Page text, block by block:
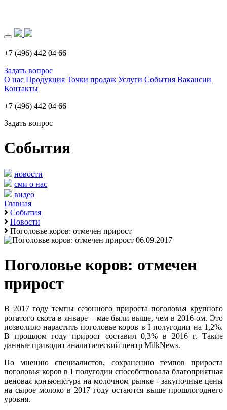
+7 (496) 442 04 66
Задать вопрос
О нас Продукция Точки продаж Услуги События Вакансии
Контакты
+7 (496) 442 04 66
Задать вопрос
События
новости
сми о нас
видео
Главная
События
Новости
Поголовье коров: отмечен прирост
06.09.2017
Поголовье коров: отмечен
прирост
В 2017 году темпы сезонного прироста поголовья крупного
рогатого скота в январе – мае были выше, чем в 2016-ом. Это
позволило нарастить поголовье коров в I полугодии на 1,2%.
В прошлом году прирост составил 0,3% в 2016 г. Такие
данные приводит аналитический центр MilkNews.
По мнению специалистов, сохранению темпов прироста
поголовья коров в I полугодии способствовала благоприятная
ценовая конъюнктура на молочном рынке - закупочные цены
на сырое молоко в 2017 году остаются выше прошлогоднего
уровня.